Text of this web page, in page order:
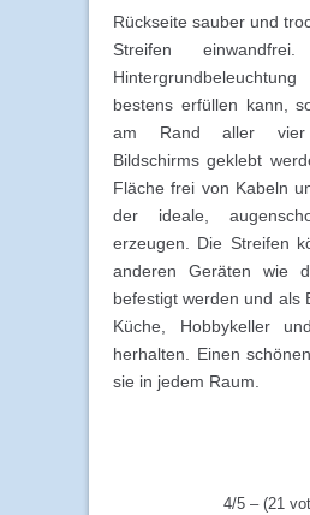
Rückseite sauber und
Streifen
bestens erfüllen kann,
am Rand aller
Bildschirms geklebt
Fläche frei von Kabeln
der ideale,
erzeugen. Die Streifen
anderen Geräten wie
befestigt werden und als
Küche, Hobbykeller
herhalten. Einen
sie in jedem Raum.
4/5 – (21